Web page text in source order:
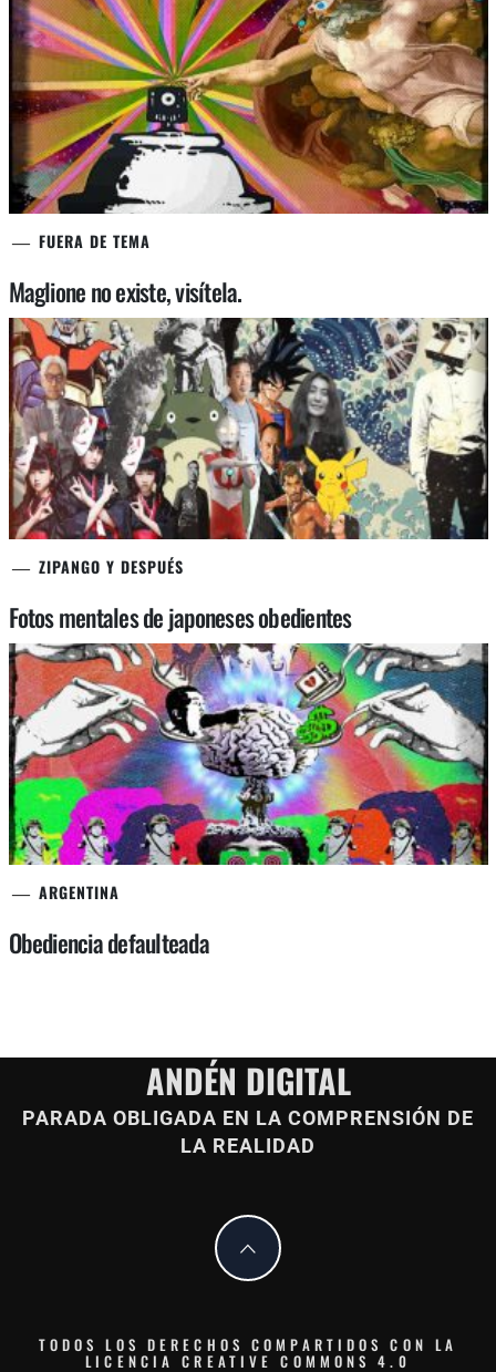
FUERA DE TEMA
Maglione no existe, visítela.
ZIPANGO Y DESPUÉS
Fotos mentales de japoneses obedientes
ARGENTINA
Obediencia defaulteada
ANDÉN DIGITAL
PARADA OBLIGADA EN LA COMPRENSIÓN DE
LA REALIDAD
TODOS LOS DERECHOS COMPARTIDOS CON LA
LICENCIA CREATIVE COMMONS 4.0